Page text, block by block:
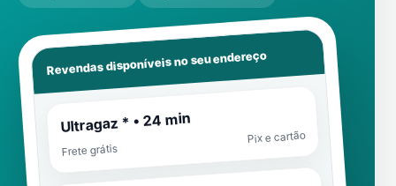
Revendas disponíveis no seu endereço
Ultragaz * • 24 min
Frete grátis
Pix e cartão